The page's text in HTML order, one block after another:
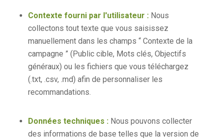
Contexte fourni par l'utilisateur : Nous
collectons tout texte que vous saisissez
manuellement dans les champs “ Contexte de la
campagne ” (Public cible, Mots clés, Objectifs
généraux) ou les fichiers que vous téléchargez
(.txt, .csv, .md) afin de personnaliser les
recommandations.
Données techniques : Nous pouvons collecter
des informations de base telles que la version de